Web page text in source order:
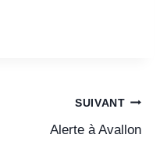
SUIVANT
Alerte à Avallon